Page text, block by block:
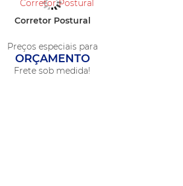
Corretor Postural
Preços especiais para
ORÇAMENTO
Frete sob medida!